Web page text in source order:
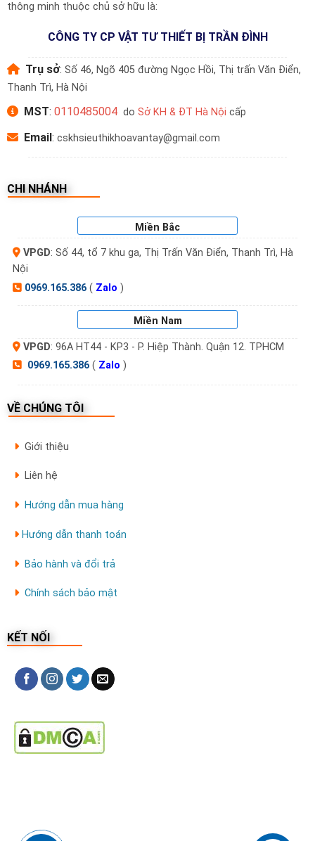
thông minh thuộc chủ sở hữu là:
CÔNG TY CP VẬT TƯ THIẾT BỊ TRẦN ĐÌNH
Trụ sở: Số 46, Ngõ 405 đường Ngọc Hồi, Thị trấn Văn Điển,
Thanh Trì, Hà Nội
MST: 0110485004do Sở KH & ĐT Hà Nội cấp
Email : cskhsieuthikhoavantay@gmail.com
CHI NHÁNH
Miền Bắc
VPGD: Số 44, tổ 7 khu ga, Thị Trấn Văn Điển, Thanh Trì, Hà
Nội
0969.165.386( Zalo )
Miền Nam
VPGD: 96A HT44 - KP3 - P. Hiệp Thành. Quận 12. TPHCM
0969.165.386( Zalo )
VỀ CHÚNG TÔI
Giới thiệu
Liên hệ
Hướng dẫn mua hàng
Hướng dẫn thanh toán
Bảo hành và đổi trả
Chính sách bảo mật
KẾT NỐI